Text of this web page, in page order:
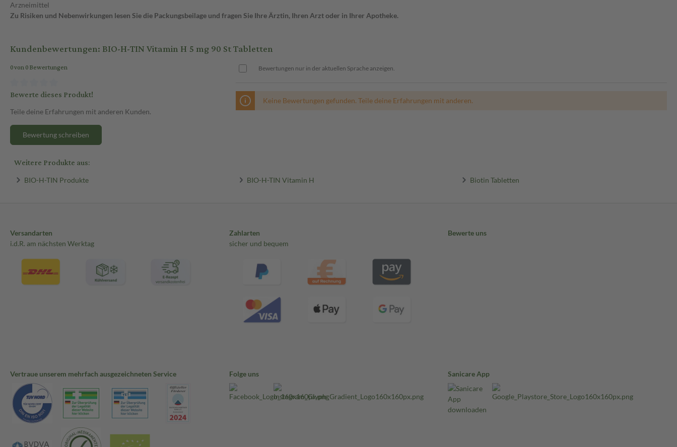
Arzneimittel
Zu Risiken und Nebenwirkungen lesen Sie die Packungsbeilage und fragen Sie Ihre Ärztin, Ihren Arzt oder in Ihrer Apotheke.
Kundenbewertungen: BIO-H-TIN Vitamin H 5 mg 90 St Tabletten
0 von 0 Bewertungen
Bewerte dieses Produkt!
Teile deine Erfahrungen mit anderen Kunden.
Bewertung schreiben
Bewertungen nur in der aktuellen Sprache anzeigen.
Keine Bewertungen gefunden. Teile deine Erfahrungen mit anderen.
Weitere Produkte aus:
BIO-H-TIN Produkte BIO-H-TIN Vitamin H Biotin Tabletten
Versandarten
i.d.R. am nächsten Werktag
Zahlarten
sicher und bequem
Bewerte uns
Vertraue unserem mehrfach ausgezeichneten Service Folge uns Sanicare App